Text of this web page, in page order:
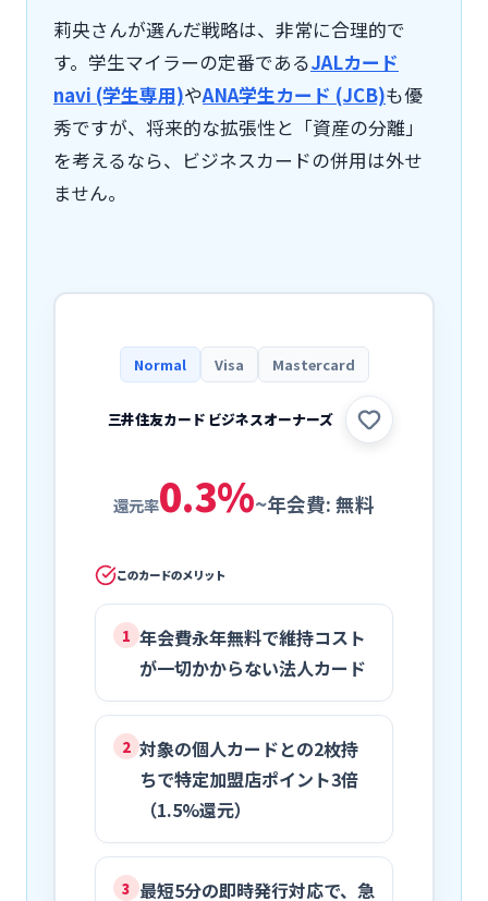
莉央さんが選んだ戦略は、非常に合理的で
す。学生マイラーの定番であるJALカード
navi (学生専用)やANA学生カード (JCB)も優
秀ですが、将来的な拡張性と「資産の分離」
を考えるなら、ビジネスカードの併用は外せ
ません。
Normal Visa Mastercard
三井住友カード ビジネスオーナーズ
還元率0.3%~年会費: 無料
このカードのメリット
1 年会費永年無料で維持コスト
が一切かからない法人カード
2 対象の個人カードとの2枚持
ちで特定加盟店ポイント3倍
（1.5%還元）
3 最短5分の即時発行対応で、急